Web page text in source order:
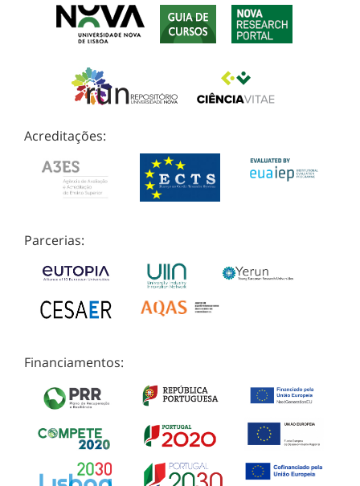
Acreditações:
Parcerias:
Financiamentos: